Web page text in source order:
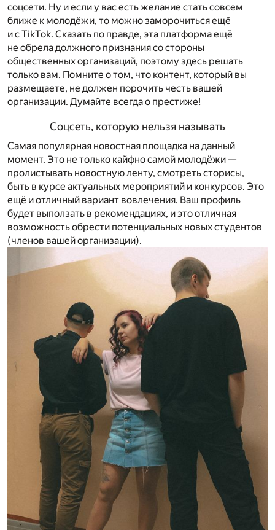
соцсети. Ну и если у вас есть желание стать совсем
ближе к молодёжи, то можно заморочиться ещё
и с TikTok. Сказать по правде, эта платформа ещё
не обрела должного признания со стороны
общественных организаций, поэтому здесь решать
только вам. Помните о том, что контент, который вы
размещаете, не должен порочить честь вашей
организации. Думайте всегда о престиже!
Соцсеть, которую нельзя называть
Самая популярная новостная площадка на данный
момент. Это не только кайфно самой молодёжи —
пролистывать новостную ленту, смотреть сторисы,
быть в курсе актуальных мероприятий и конкурсов. Это
ещё и отличный вариант вовлечения. Ваш профиль
будет выползать в рекомендациях, и это отличная
возможность обрести потенциальных новых студентов
(членов вашей организации).